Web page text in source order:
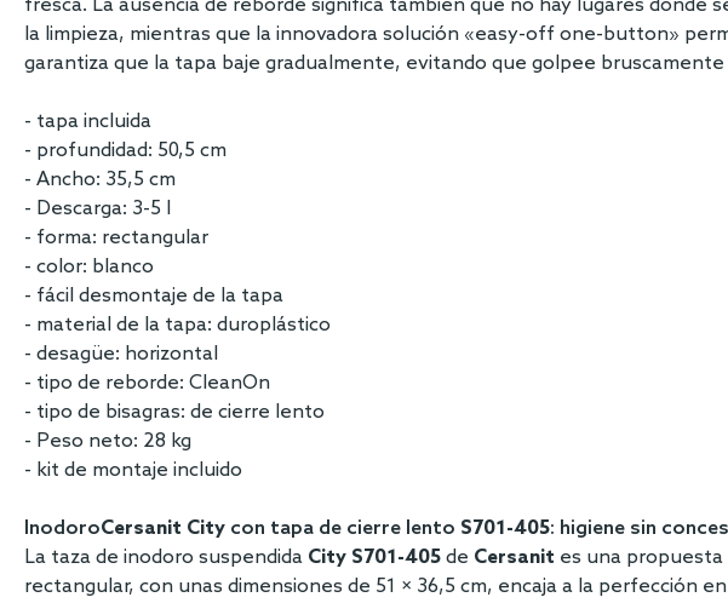
fresca. La ausencia de reborde significa también que no hay lugares donde
la limpieza, mientras que la innovadora solución «easy-off one-button»
garantiza que la tapa baje gradualmente, evitando que golpee bruscamente
- tapa incluida
- profundidad: 50,5 cm
- Ancho: 35,5 cm
- Descarga: 3-5 l
- forma: rectangular
- color: blanco
- fácil desmontaje de la tapa
- material de la tapa: duroplástico
- desagüe: horizontal
- tipo de reborde: CleanOn
- tipo de bisagras: de cierre lento
- Peso neto: 28 kg
- kit de montaje incluido
InodoroCersanit City con tapa de cierre lento S701-405: higiene sin
La taza de inodoro suspendida City S701-405 de Cersanit es una propuesta
rectangular, con unas dimensiones de 51 × 36,5 cm, encaja a la perfección